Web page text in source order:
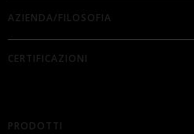
AZIENDA/FILOSOFIA
CERTIFICAZIONI
PRODOTTI